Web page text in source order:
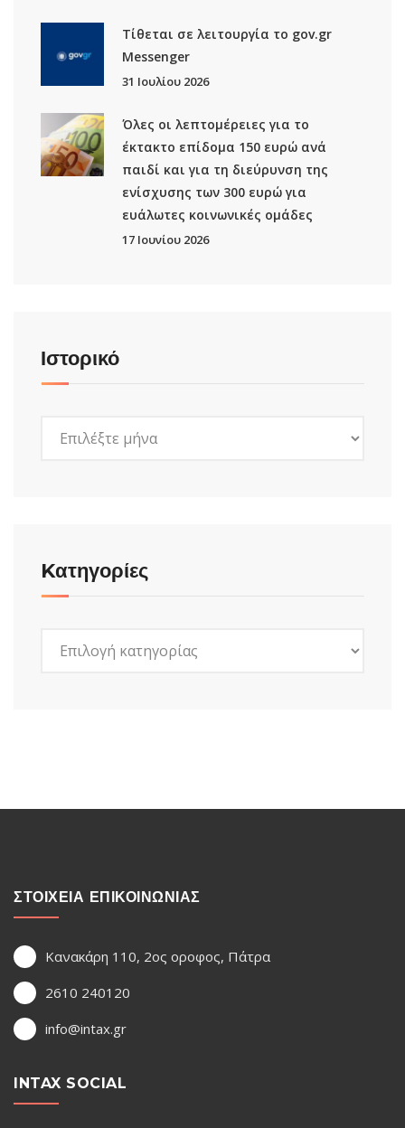
Τίθεται σε λειτουργία το gov.gr
Μessenger
31 Ιουλίου 2026
Όλες οι λεπτομέρειες για το
έκτακτο επίδομα 150 ευρώ ανά
παιδί και για τη διεύρυνση της
ενίσχυσης των 300 ευρώ για
ευάλωτες κοινωνικές ομάδες
17 Ιουνίου 2026
Ιστορικό
Kατηγορίες
ΣΤΟΙΧΕΙΑ ΕΠΙΚΟΙΝΩΝΙΑΣ
Κανακάρη 110, 2ος οροφος, Πάτρα
2610 240120
info@intax.gr
INTAX SOCIAL